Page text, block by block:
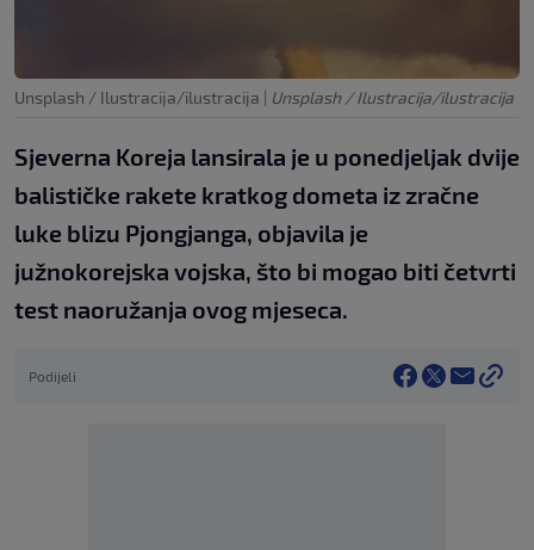
Unsplash / Ilustracija/ilustracija | Unsplash / Ilustracija/ilustracija
Sjeverna Koreja lansirala je u ponedjeljak dvije
balističke rakete kratkog dometa iz zračne
luke blizu Pjongjanga, objavila je
južnokorejska vojska, što bi mogao biti četvrti
test naoružanja ovog mjeseca.
Podijeli